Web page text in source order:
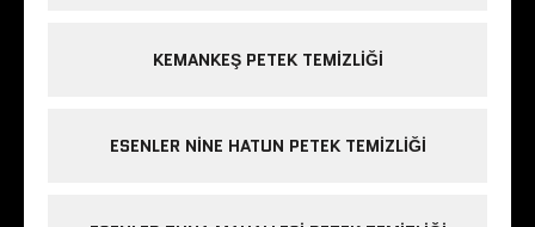
KEMANKEŞ PETEK TEMIZLIĞI
ESENLER NINE HATUN PETEK TEMIZLIĞI